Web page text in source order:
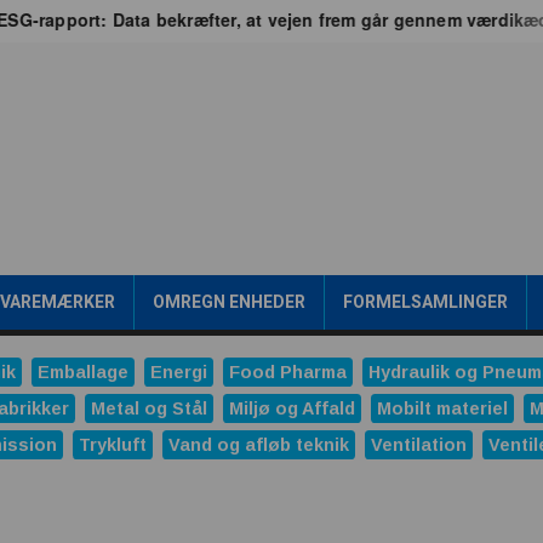
rapport: Data bekræfter, at vejen frem går gennem værdikæden
OMREGN ENHEDER FORMELSAMLINGER
Emballage Energi Food Pharma Hydraulik og
Metal og Stål Miljø og Affald Mobilt materiel
Trykluft Vand og afløb teknik Ventilation